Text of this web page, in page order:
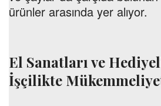
ürünler arasında yer alıyor.
El Sanatları ve
İşçilikte